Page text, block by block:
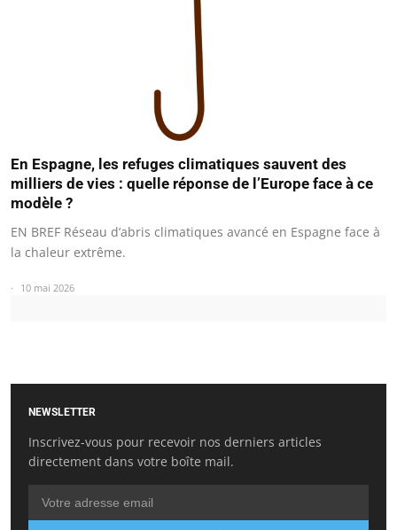
En Espagne, les refuges climatiques sauvent des
milliers de vies : quelle réponse de l’Europe face à ce
modèle ?
EN BREF Réseau d’abris climatiques avancé en Espagne face à
la chaleur extrême.
10 mai 2026
NEWSLETTER
Inscrivez-vous pour recevoir nos derniers articles
directement dans votre boîte mail.